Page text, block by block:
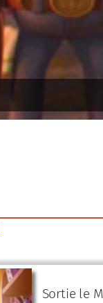
Sortie le